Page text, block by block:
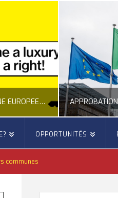
NOUVELLE INITIATIVE CITOYENNE EUROPÉENNE SUR LE LOGEMENT
LOGEMENT ACTION
OPPORTUNITÉS
communes